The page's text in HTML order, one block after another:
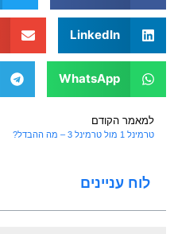
LinkedIn
WhatsApp
למאמר הקודם
טרמינל 1 מול טרמינל 3 – מה ההבדל?
לוח עניינים